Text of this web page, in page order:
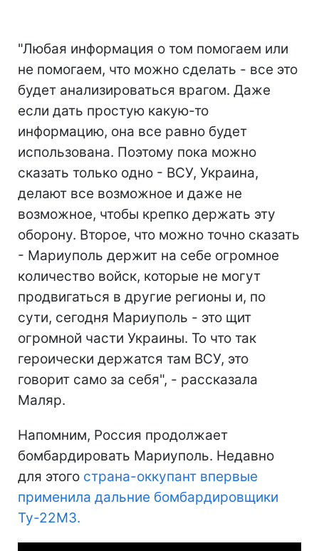
"Любая информация о том помогаем или
не помогаем, что можно сделать - все это
будет анализироваться врагом. Даже
если дать простую какую-то
информацию, она все равно будет
использована. Поэтому пока можно
сказать только одно - ВСУ, Украина,
делают все возможное и даже не
возможное, чтобы крепко держать эту
оборону. Второе, что можно точно сказать
- Мариуполь держит на себе огромное
количество войск, которые не могут
продвигаться в другие регионы и, по
сути, сегодня Мариуполь - это щит
огромной части Украины. То что так
героически держатся там ВСУ, это
говорит само за себя", - рассказала
Маляр.
Напомним, Россия продолжает
бомбардировать Мариуполь. Недавно
для этого страна-оккупант впервые
применила дальние бомбардировщики
Ту-22М3.